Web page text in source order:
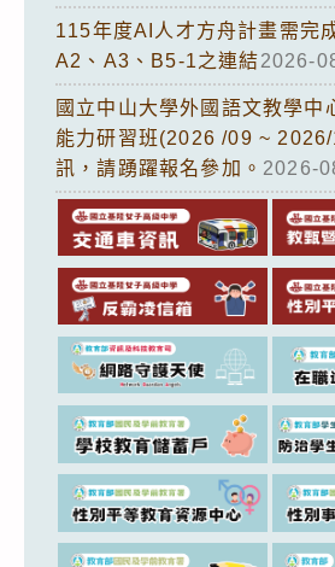
115年度AI人才方舟計畫需完
A2、A3、B5-1之連結2026-
國立中山大學外國語文教學中
能力研習班(2026 /09 ~
訊，請踴躍報名參加。 2026-